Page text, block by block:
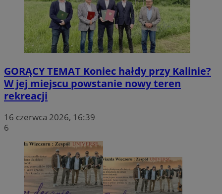
GORĄCY TEMAT Koniec hałdy przy Kalinie?
W jej miejscu powstanie nowy teren
rekreacji
16 czerwca 2026, 16:39
6